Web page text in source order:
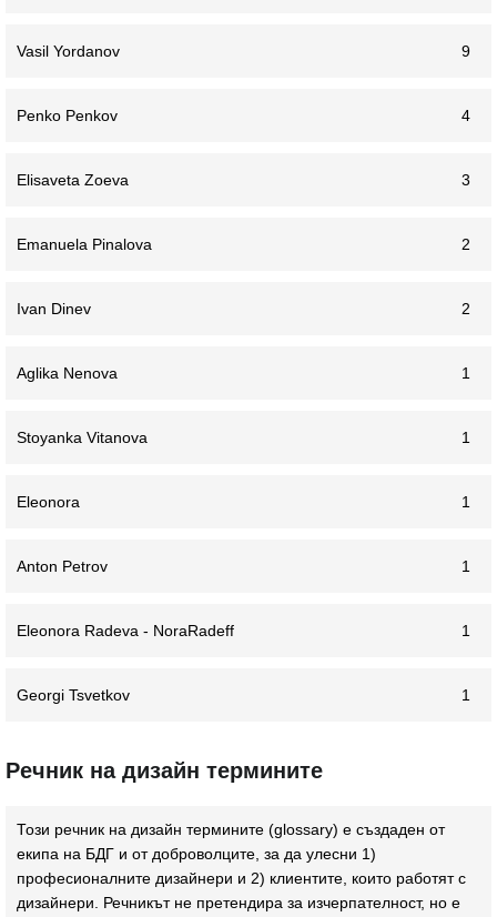
Vasil Yordanov 9
Penko Penkov 4
Elisaveta Zoeva 3
Emanuela Pinalova 2
Ivan Dinev 2
Aglika Nenova 1
Stoyanka Vitanova 1
Eleonora 1
Anton Petrov 1
Eleonora Radeva - NoraRadeff 1
Georgi Tsvetkov 1
Речник на дизайн термините
Този речник на дизайн термините (glossary) e създаден от
екипа на БДГ и от доброволците, за да улесни 1)
професионалните дизайнери и 2) клиентите, които работят с
дизайнери. Речникът не претендира за изчерпателност, но е